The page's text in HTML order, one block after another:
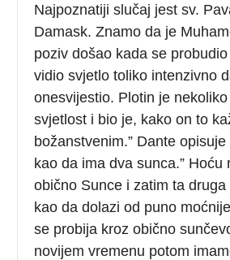
Najpoznatiji slučaj jest sv.
Damask. Znamo da je
poziv došao kada se
vidio svjetlo toliko intenzivno
onesvijestio. Plotin je
svjetlost i bio je, kako on to
božanstvenim.” Dante
kao da ima dva sunca.” Hoću
obično Sunce i zatim ta
kao da dolazi od puno
se probija kroz obično
novijem vremenu potom